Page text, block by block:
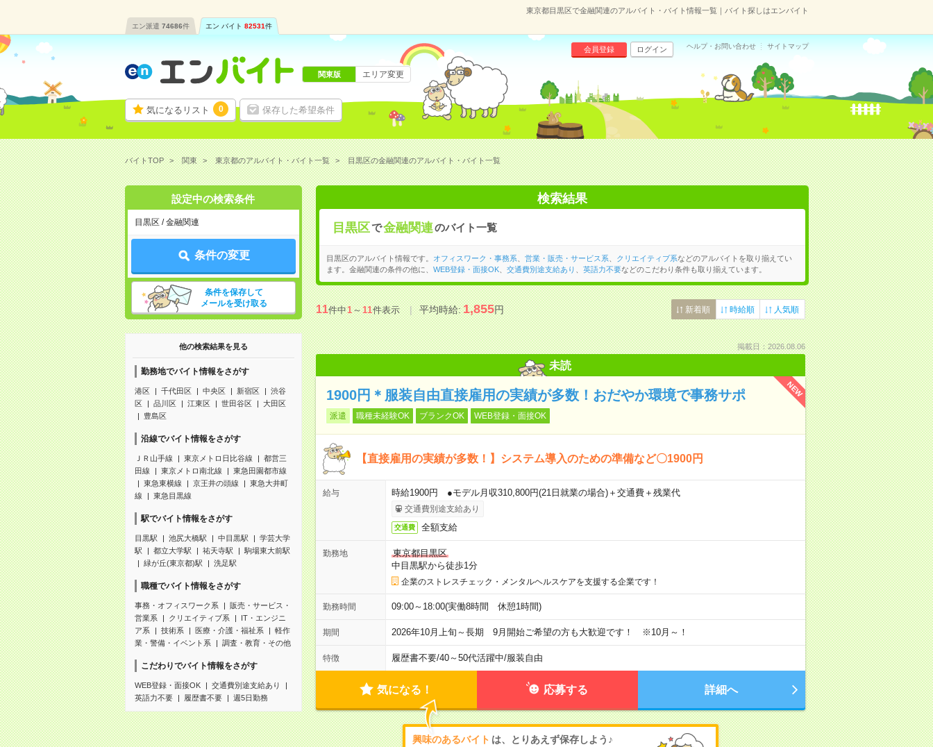
東京都目黒区で金融関連のアルバイト・バイト情報一覧｜バイト探しはエンバイト
エン派遣 74686件 エン バイト 82531件
気になるリスト 0 保存した希望条件
会員登録 ログイン ヘルプ・お問い合わせ サイトマップ
関東版 エリア変更
バイトTOP 関東 東京都のアルバイト・バイト一覧 目黒区の金融関連のアルバイト・バイト一覧
設定中の検索条件
目黒区 / 金融関連
条件の変更
条件を保存して
メールを受け取る
他の検索結果を見る
勤務地でバイト情報をさがす
港区 千代田区 中央区 新宿区
渋谷
区
品川区 江東区 世田谷区
大田区
豊島区
沿線でバイト情報をさがす
ＪＲ山手線 東京メトロ日比谷線
都営三
田線
東京メトロ南北線
東急田園都市線
東急東横線
京王井の頭線
東急大井町
線
東急目黒線
駅でバイト情報をさがす
目黒駅 池尻大橋駅 中目黒駅
学芸大学
駅
都立大学駅 祐天寺駅
駒場東大前駅
緑が丘(東京都)駅
洗足駅
職種でバイト情報をさがす
事務・オフィスワーク系
販売・サービス・
営業系
クリエイティブ系
IT・エンジニ
ア系
技術系 医療・介護・福祉系
軽作
業・警備・イベント系
調査・教育・その他
こだわりでバイト情報をさがす
WEB登録・面接OK
交通費別途支給あり
英語力不要
履歴書不要 週5日勤務
検索結果
目黒区で金融関連のバイト一覧
目黒区のアルバイト情報です。 オフィスワーク・事務系 営業・販売・サービス系 クリエイティブ系などのアルバイトを取り揃えてい
ます。金融関連の条件の他に、 WEB登録・面接OK、 交通費別途支給あり 英語力不要などのこだわり条件も取り揃えています。
11件中1～11件表示 平均時給:1,855円 新着順 時給順 人気順
掲載日：2026.08.06
未読
NEW
1900円＊服装自由直接雇用の実績が多数！おだやか環境で事務サポ
派遣 職種未経験OK ブランクOK WEB登録・面接OK
【直接雇用の実績が多数！】システム導入のための準備など〇1900円
給与 時給1900円 ●モデル月収310,800円(21日就業の場合)＋交通費＋残業代
交通費別途支給あり
交通費 全額支給
勤務地
東京都目黒区
中目黒駅から徒歩1分
企業のストレスチェック・メンタルヘルスケアを支援する企業です！
勤務時間 09:00～18:00(実働8時間 休憩1時間)
期間 2026年10月上旬～長期 9月開始ご希望の方も大歓迎です！ ※10月～！
特徴 履歴書不要/40～50代活躍中/服装自由
気になる！ 応募する 詳細へ
興味のあるバイト は、とりあえず保存しよう♪